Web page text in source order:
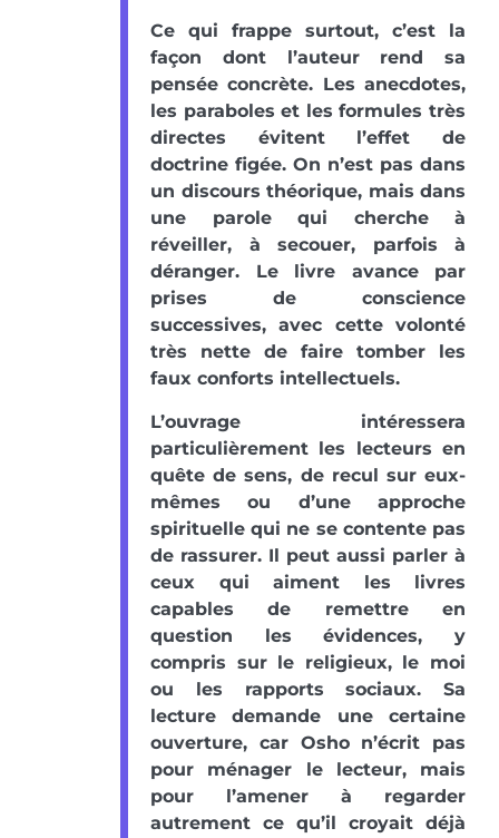
Ce qui frappe surtout, c’est la
façon dont l’auteur rend sa
pensée concrète. Les anecdotes,
les paraboles et les formules très
directes évitent l’effet de
doctrine figée. On n’est pas dans
un discours théorique, mais dans
une parole qui cherche à
réveiller, à secouer, parfois à
déranger. Le livre avance par
prises de conscience
successives, avec cette volonté
très nette de faire tomber les
faux conforts intellectuels.
L’ouvrage intéressera
particulièrement les lecteurs en
quête de sens, de recul sur eux-
mêmes ou d’une approche
spirituelle qui ne se contente pas
de rassurer. Il peut aussi parler à
ceux qui aiment les livres
capables de remettre en
question les évidences, y
compris sur le religieux, le moi
ou les rapports sociaux. Sa
lecture demande une certaine
ouverture, car Osho n’écrit pas
pour ménager le lecteur, mais
pour l’amener à regarder
autrement ce qu’il croyait déjà